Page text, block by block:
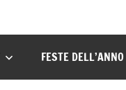
FESTE DELL’ANNO